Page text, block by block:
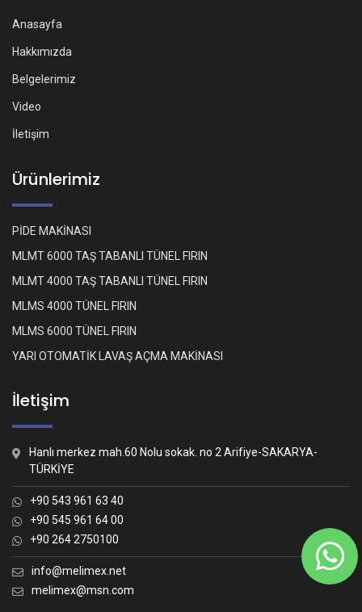
Anasayfa
Hakkımızda
Belgelerimiz
Video
İletişim
Ürünlerimiz
PİDE MAKİNASI
MLMT 6000 TAŞ TABANLI TÜNEL FIRIN
MLMT 4000 TAŞ TABANLI TÜNEL FIRIN
MLMS 4000 TÜNEL FIRIN
MLMS 6000 TÜNEL FIRIN
YARI OTOMATİK LAVAŞ AÇMA MAKİNASI
İletişim
Hanlı merkez mah.60 Nolu sokak. no 2 Arifiye-SAKARYA-
TÜRKİYE
+90 543 961 63 40
+90 545 961 64 00
+90 264 2750100
info@melimex.net
melimex@msn.com
Nasıl yardımcı olabiliriz?